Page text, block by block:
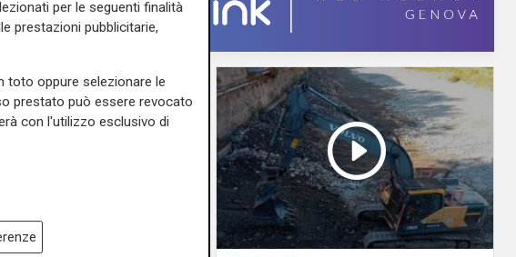
per le seguenti finalità
prestazioni pubblicitarie,
toto oppure selezionare le
prestato può essere revocato
con l'utilizzo esclusivo di